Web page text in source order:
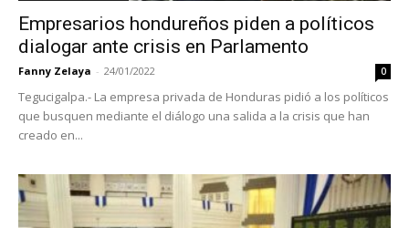
Empresarios hondureños piden a políticos
dialogar ante crisis en Parlamento
Fanny Zelaya - 24/01/2022 0
Tegucigalpa.- La empresa privada de Honduras pidió a los políticos
que busquen mediante el diálogo una salida a la crisis que han
creado en...